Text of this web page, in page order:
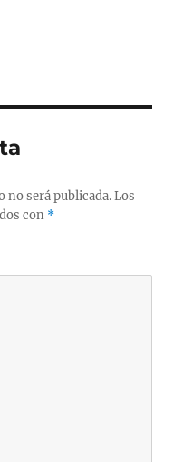
no será publicada. Los
con *